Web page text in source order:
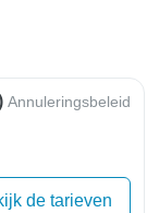
Annuleringsbeleid
de tarieven